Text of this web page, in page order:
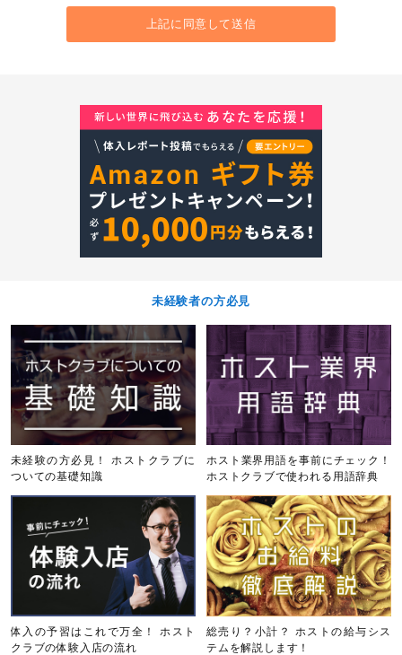
未経験者の方必見
未経験の方必見！ ホストクラブに
ついての基礎知識
ホスト業界用語を事前にチェック！
ホストクラブで使われる用語辞典
体入の予習はこれで万全！ ホスト
クラブの体験入店の流れ
総売り？小計？ ホストの給与シス
テムを解説します！